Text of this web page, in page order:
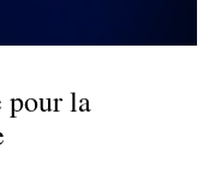
pour la